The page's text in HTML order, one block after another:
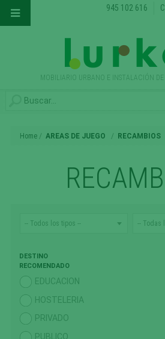
MOBILIARIO URBANO E INSTALACIÓN DE
945 102 616
Home AREAS DE JUEGO RECAMBIOS
DESTINO
RECOMENDADO
EDUCACION
HOSTELERIA
PRIVADO
PUBLICO